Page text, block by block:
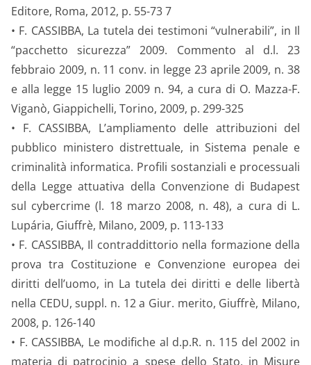
Editore, Roma, 2012, p. 55-73 7
• F. CASSIBBA, La tutela dei testimoni “vulnerabili”, in Il
“pacchetto sicurezza” 2009. Commento al d.l. 23
febbraio 2009, n. 11 conv. in legge 23 aprile 2009, n. 38
e alla legge 15 luglio 2009 n. 94, a cura di O. Mazza-F.
Viganò, Giappichelli, Torino, 2009, p. 299-325
• F. CASSIBBA, L’ampliamento delle attribuzioni del
pubblico ministero distrettuale, in Sistema penale e
criminalità informatica. Profili sostanziali e processuali
della Legge attuativa della Convenzione di Budapest
sul cybercrime (l. 18 marzo 2008, n. 48), a cura di L.
Lupária, Giuffrè, Milano, 2009, p. 113-133
• F. CASSIBBA, Il contraddittorio nella formazione della
prova tra Costituzione e Convenzione europea dei
diritti dell’uomo, in La tutela dei diritti e delle libertà
nella CEDU, suppl. n. 12 a Giur. merito, Giuffrè, Milano,
2008, p. 126-140
• F. CASSIBBA, Le modifiche al d.p.R. n. 115 del 2002 in
materia di patrocinio a spese dello Stato, in Misure